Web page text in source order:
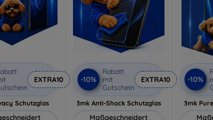
EXTRA10
Schutzglas
-10%
Rabatt
mit
Gutschein
EXTRA10
3mk Anti-Shock Schutzglas
Maßgeschneidert
-10%
3mk